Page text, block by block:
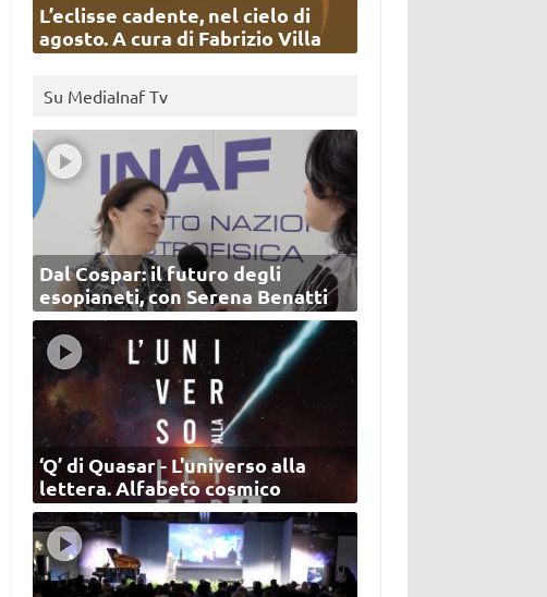
L’eclisse cadente, nel cielo di
agosto. A cura di Fabrizio Villa
Su MediaInaf Tv
Dal Cospar: il futuro degli
esopianeti, con Serena Benatti
‘Q’ di Quasar - L'universo alla
lettera. Alfabeto cosmico